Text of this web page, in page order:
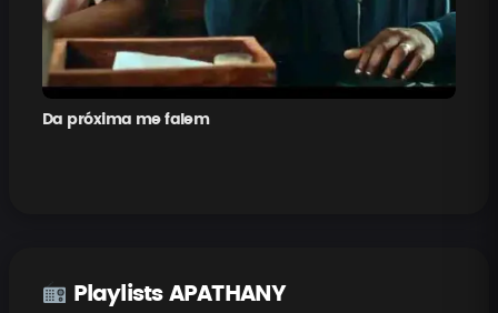
Da próxima me falem
Playlists APATHANY